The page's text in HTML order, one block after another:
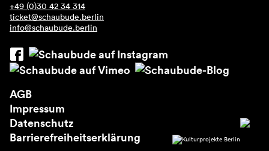
+49 (0)30 42 34 314
ticket@schaubude.berlin
info@schaubude.berlin
AGB
Impressum
Datenschutz
Barrierefreiheitserklärung